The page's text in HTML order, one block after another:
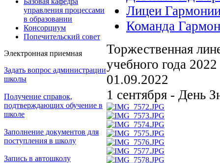
управления процессами
в образовании
Консорциум
Попечительский совет
Электронная приемная
Задать вопрос администрации
школы
Получение справок,
подтверждающих обучение в
школе
Заполнение документов для
поступления в школу
Запись в автошколу
Лицеи
Команда
Торжественная
учебного года 2022
01.09.2022
1 сентября - День